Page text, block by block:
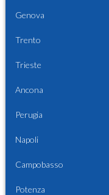
Genova
Trento
Trieste
Ancona
Perugia
Napoli
Campobasso
Potenza